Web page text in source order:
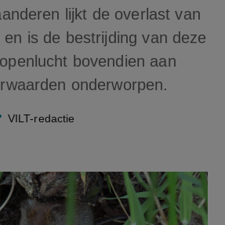
lijkt de overlast van
is de bestrijding van deze
bovendien aan
onderworpen.
VILT-redactie